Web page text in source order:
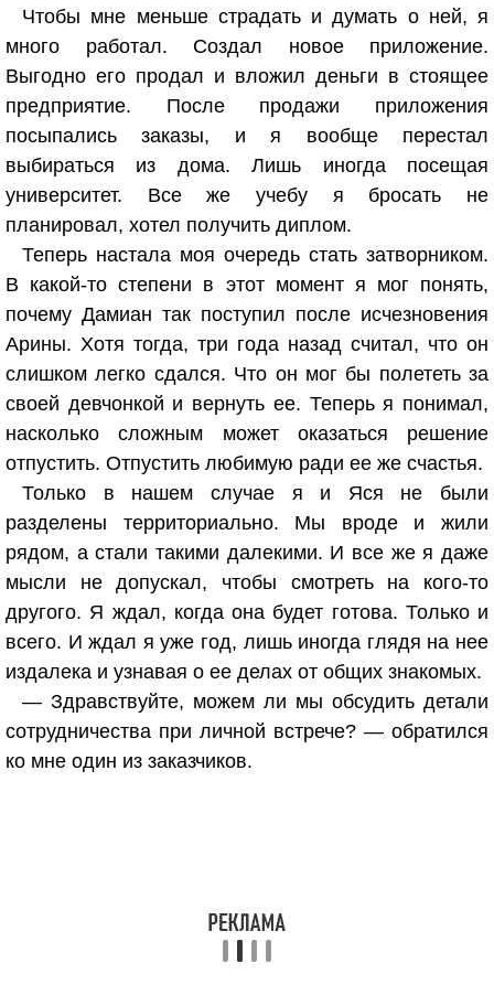
Чтобы мне меньше страдать и думать о ней, я
много работал. Создал новое приложение.
Выгодно его продал и вложил деньги в стоящее
предприятие. После продажи приложения
посыпались заказы, и я вообще перестал
выбираться из дома. Лишь иногда посещая
университет. Все же учебу я бросать не
планировал, хотел получить диплом.
Теперь настала моя очередь стать затворником.
В какой-то степени в этот момент я мог понять,
почему Дамиан так поступил после исчезновения
Арины. Хотя тогда, три года назад считал, что он
слишком легко сдался. Что он мог бы полететь за
своей девчонкой и вернуть ее. Теперь я понимал,
насколько сложным может оказаться решение
отпустить. Отпустить любимую ради ее же счастья.
Только в нашем случае я и Яся не были
разделены территориально. Мы вроде и жили
рядом, а стали такими далекими. И все же я даже
мысли не допускал, чтобы смотреть на кого-то
другого. Я ждал, когда она будет готова. Только и
всего. И ждал я уже год, лишь иногда глядя на нее
издалека и узнавая о ее делах от общих знакомых.
— Здравствуйте, можем ли мы обсудить детали
сотрудничества при личной встрече? — обратился
ко мне один из заказчиков.